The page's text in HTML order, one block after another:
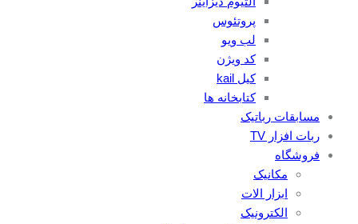
پروتئوس
لب ویو
کد ویژن
کیل kail
کتابخانه ها
مسابقات رباتیک
ربات افزار TV
فروشگاه
مکانیک
ابزار الات
الکترونیک